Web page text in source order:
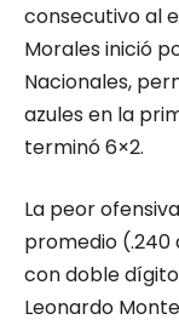
consecutivo al
Morales inició
Nacionales,
azules en la
terminó 6×2.
La peor
promedio (.240
con doble
Leonardo